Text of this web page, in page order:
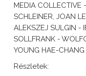
MEDIA
SCHLEINER, JOAN
ALEKSZEJ SULGIN -
SOLLFRANK -
YOUNG HAE-CHANG
Részletek: